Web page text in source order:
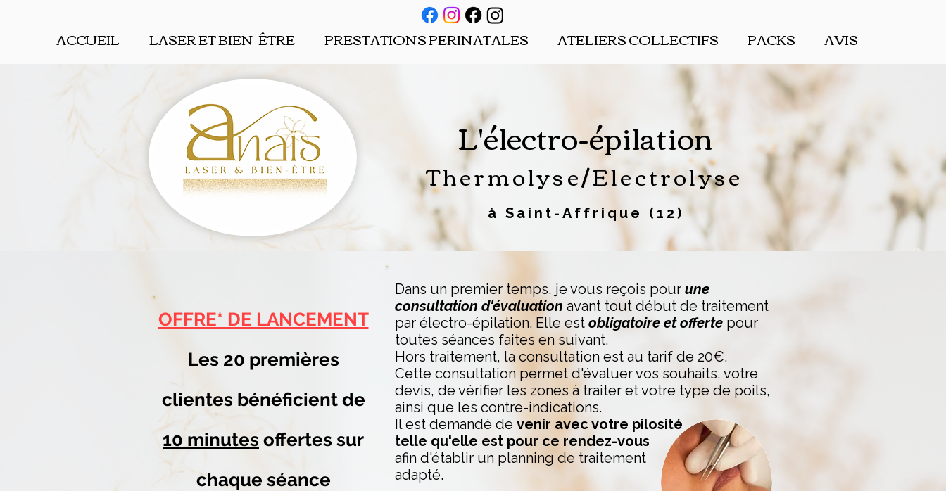
ACCUEIL LASER ET BIEN-ÊTRE PRESTATIONS PERINATALES ATELIERS COLLECTIFS PACKS AVIS
L'électro-épilation
Thermolyse/Electrolyse
à Saint-Affrique (12)
OFFRE* DE LANCEMENT
Les 20 premières
clientes bénéficient de
10 minutes offertes sur
chaque séance
Dans un premier temps, je vous reçois pour une
consultation d'évaluation avant tout début de traitement
par électro-épilation. Elle est obligatoire et offerte pour
toutes séances faites en suivant.
Hors traitement, la consultation est au tarif de 20€.
Cette consultation permet d'évaluer vos souhaits, votre
devis, de vérifier les zones à traiter et votre type de poils,
ainsi que les contre-indications.
Il est demandé de venir avec votre pilosité
telle qu'elle est pour ce rendez-vous
afin d'établir un planning de traitement
adapté.